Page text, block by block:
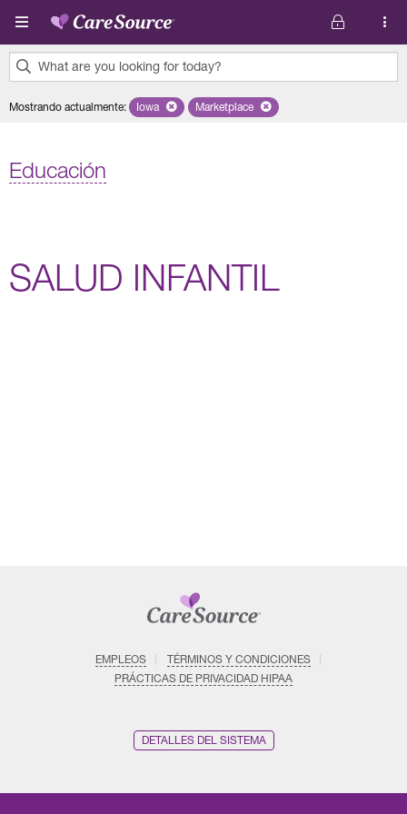
Pasar al contenido principal
What are you looking for today?
results
Mostrando actualmente: Remove selected state 'Iowa'
Iowa Remove selected plan 'Marketplace'
Marketplace
Educación
SALUD INFANTIL
EMPLEOS
TÉRMINOS Y CONDICIONES
PRÁCTICAS DE PRIVACIDAD HIPAA
DETALLES DEL SISTEMA